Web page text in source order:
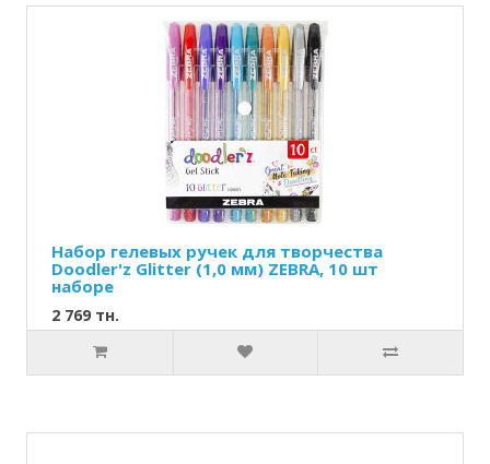
Набор гелевых ручек для творчества
Doodler'z Glitter (1,0 мм) ZEBRA, 10 шт
наборе
2 769 тн.